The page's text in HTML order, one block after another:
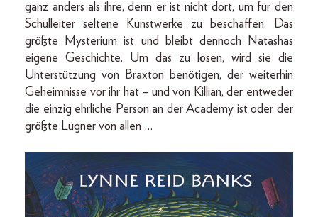
ganz anders als ihre, denn er ist nicht dort, um für den
Schulleiter seltene Kunstwerke zu beschaffen. Das
größte Mysterium ist und bleibt dennoch Natashas
eigene Geschichte. Um das zu lösen, wird sie die
Unterstützung von Braxton benötigen, der weiterhin
Geheimnisse vor ihr hat – und von Killian, der entweder
die einzig ehrliche Person an der Academy ist oder der
größte Lügner von allen …